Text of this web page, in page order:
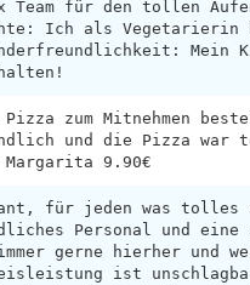
Team für den tollen
Ich als Vegetarierin
Mein
zum Mitnehmen
und die Pizza war
9.90€
für jeden was tolles
Personal und eine
immer gerne hierher und
ist